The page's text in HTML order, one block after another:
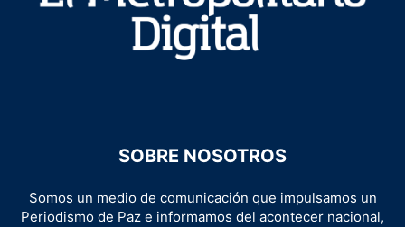
SOBRE NOSOTROS
Somos un medio de comunicación que impulsamos un
Periodismo de Paz e informamos del acontecer nacional,